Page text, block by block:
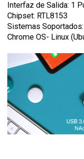
Interfaz de Salida: 1
Chipset: RTL8153
Sistemas
Chrome OS- Linux